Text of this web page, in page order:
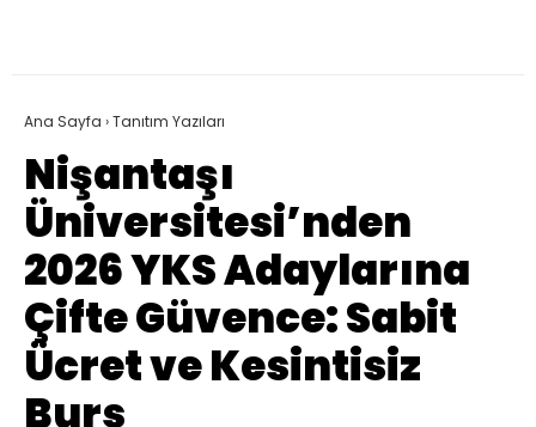
Ana Sayfa ›Tanıtım Yazıları
Nişantaşı
Üniversitesi’nden
2026 YKS Adaylarına
Çifte Güvence: Sabit
Ücret ve Kesintisiz
Burs